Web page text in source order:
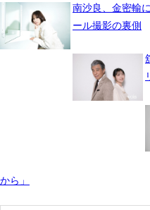
南沙良、金密輸
ール撮影の裏側
から」